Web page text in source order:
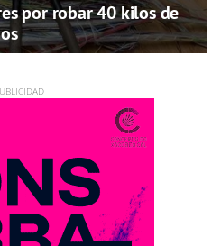
por robar 40 kilos de